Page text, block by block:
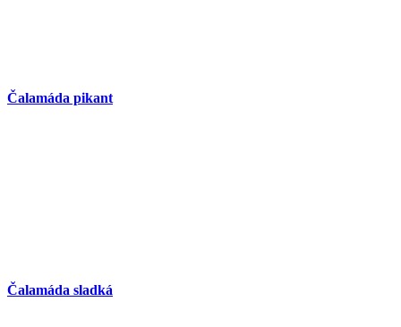
Čalamáda pikant
Čalamáda sladká